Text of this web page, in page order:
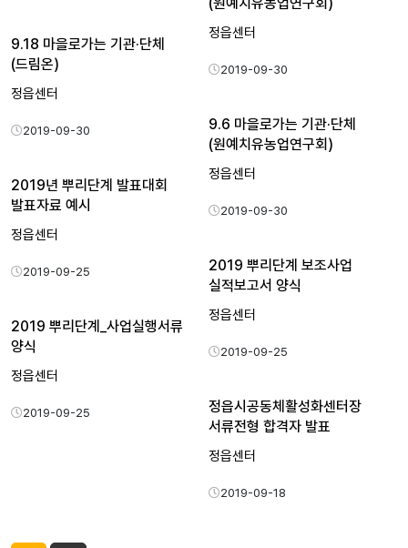
정읍센터
2019-09-30
9.18 마을로가는 기관·단체
(드림온)
정읍센터
2019-09-30
9.6 마을로가는 기관·단체
(원예치유농업연구회)
정읍센터
2019-09-30
2019년 뿌리단계 발표대회
발표자료 예시
정읍센터
2019-09-25
2019 뿌리단계 보조사업
실적보고서 양식
정읍센터
2019-09-25
2019 뿌리단계_사업실행서류
양식
정읍센터
2019-09-25
정읍시공동체활성화센터장
서류전형 합격자 발표
정읍센터
2019-09-18